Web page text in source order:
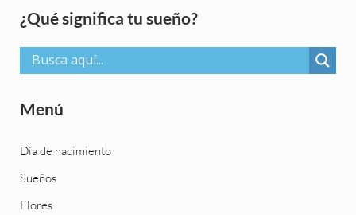
Sidebar
¿Qué significa tu sueño?
Menú
Día de nacimiento
Sueños
Flores